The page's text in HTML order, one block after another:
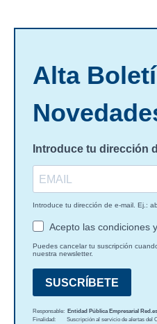
Alta
Introduce tu dirección
Introduce tu dirección de e-mail. Ej.:
Acepto las condiciones
Puedes cancelar tu suscripción
nuestra newsletter.
SUSCRÍBETE
Responsable: Entidad Pública Empresarial
Finalidad: Suscripción al servicio de alertas del